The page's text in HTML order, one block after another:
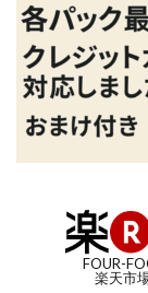
FOUR-
楽天市